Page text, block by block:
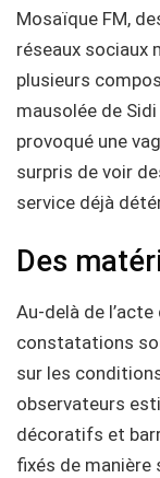
Mosaïque FM,
réseaux sociaux
plusieurs
mausolée de
provoqué une
surpris de voir
service déjà
Des
Au-delà de
constatations
sur les
observateurs
décoratifs et
fixés de